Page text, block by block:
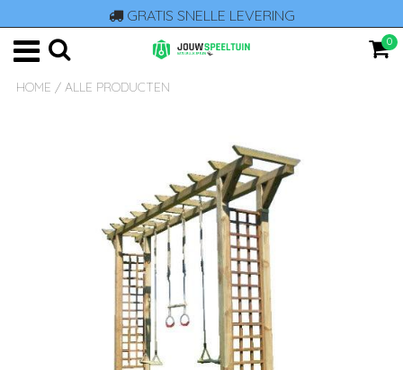
GRATIS SNELLE LEVERING
0
HOME / ALLE PRODUCTEN